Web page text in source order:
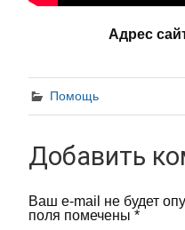
Адрес
Помощь
Добавить
Ваш e-mail не будет
поля помечены *